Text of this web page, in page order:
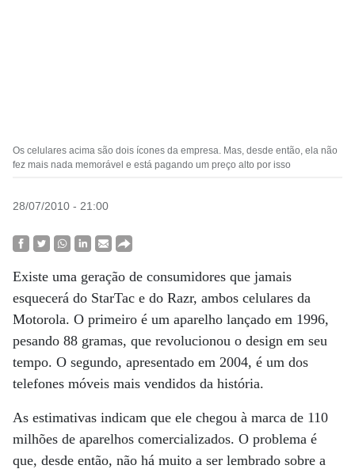
Os celulares acima são dois ícones da empresa. Mas, desde então, ela não
fez mais nada memorável e está pagando um preço alto por isso
28/07/2010 - 21:00
Existe uma geração de consumidores que jamais
esquecerá do StarTac e do Razr, ambos celulares da
Motorola. O primeiro é um aparelho lançado em 1996,
pesando 88 gramas, que revolucionou o design em seu
tempo. O segundo, apresentado em 2004, é um dos
telefones móveis mais vendidos da história.
As estimativas indicam que ele chegou à marca de 110
milhões de aparelhos comercializados. O problema é
que, desde então, não há muito a ser lembrado sobre a